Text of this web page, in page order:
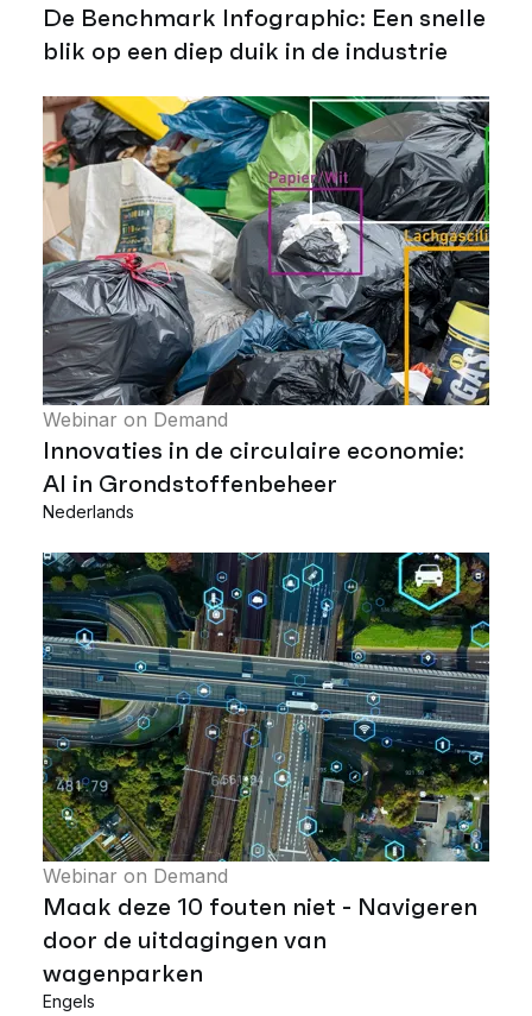
De Benchmark Infographic: Een snelle
blik op een diep duik in de industrie
Webinar on Demand
Innovaties in de circulaire economie:
AI in Grondstoffenbeheer
Nederlands
Webinar on Demand
Maak deze 10 fouten niet - Navigeren
door de uitdagingen van
wagenparken
Engels